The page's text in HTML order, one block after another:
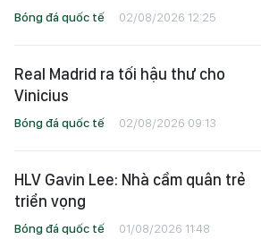
Bóng đá quốc tế 02/08/2026 12:25
Real Madrid ra tối hậu thư cho
Vinicius
Bóng đá quốc tế 02/08/2026 09:13
HLV Gavin Lee: Nhà cầm quân trẻ
triển vọng
Bóng đá quốc tế 01/08/2026 11:48